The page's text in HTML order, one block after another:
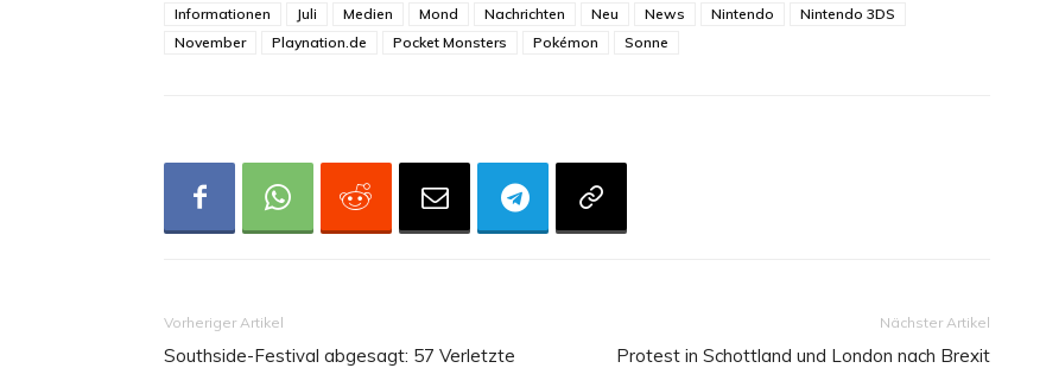
Informationen
Juli Medien Mond Nachrichten Neu News Nintendo
Nintendo 3DS
November
Playnation.de Pocket Monsters Pokémon Sonne
Vorheriger Artikel
Southside-Festival abgesagt: 57 Verletzte
Nächster Artikel
Protest in Schottland und London nach Brexit